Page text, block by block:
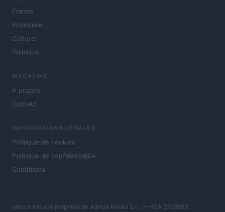
France
Economie
Culture
Politique
MAGAZINE
À propos
Contact
INFORMATIONS LÉGALES
Politique de cookies
Politique de confidentialité
Conditions
Infos.fr est une propriété de AdHub Media S.r.l. — REA 2729933